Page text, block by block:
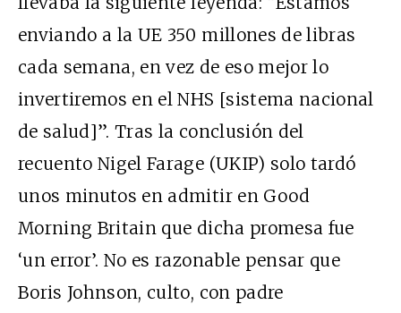
enviando a la UE 350 millones de libras
cada semana, en vez de eso mejor lo
invertiremos en el NHS [sistema nacional
de salud]”. Tras la conclusión del
recuento Nigel Farage (UKIP) solo tardó
unos minutos en admitir en Good
Morning Britain que dicha promesa fue
‘un error’. No es razonable pensar que
Boris Johnson, culto, con padre